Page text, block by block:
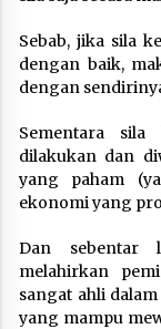
Sebab, jika sila
dengan baik,
dengan
Sementara sila
dilakukan dan
yang paham
ekonomi yang
Dan sebentar
melahirkan
sangat ahli
yang mampu